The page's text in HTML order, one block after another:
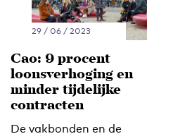
29 / 06 / 2023
Cao: 9 procent
loonsverhoging en
minder tijdelijke
contracten
De vakbonden en de